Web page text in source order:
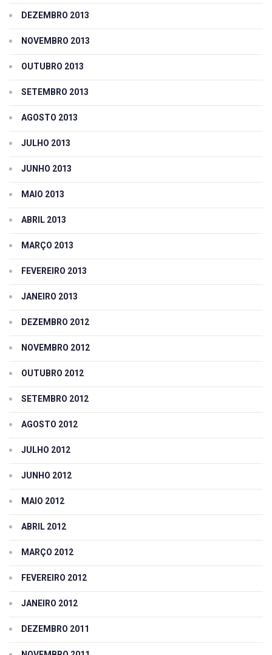
DEZEMBRO 2013
NOVEMBRO 2013
OUTUBRO 2013
SETEMBRO 2013
AGOSTO 2013
JULHO 2013
JUNHO 2013
MAIO 2013
ABRIL 2013
MARÇO 2013
FEVEREIRO 2013
JANEIRO 2013
DEZEMBRO 2012
NOVEMBRO 2012
OUTUBRO 2012
SETEMBRO 2012
AGOSTO 2012
JULHO 2012
JUNHO 2012
MAIO 2012
ABRIL 2012
MARÇO 2012
FEVEREIRO 2012
JANEIRO 2012
DEZEMBRO 2011